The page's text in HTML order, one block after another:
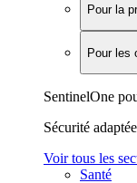
Pour la
Pour les
SentinelOne
Sécurité
Voir tous les
Santé